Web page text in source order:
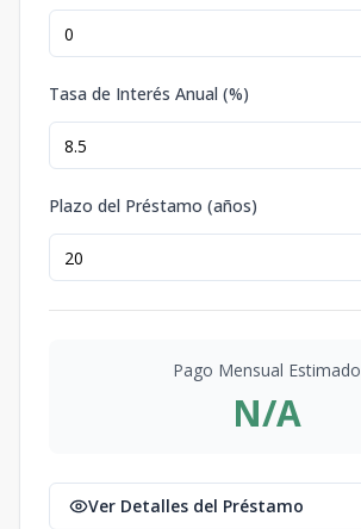
Tasa de Interés Anual (%)
Plazo del Préstamo (años)
Pago Mensual Estimado
N/A
Ver Detalles del Préstamo